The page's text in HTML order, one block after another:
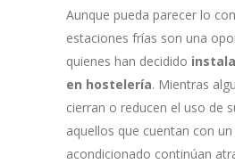
Aunque pueda parecer lo
estaciones frías son una
quienes han decidido
en hostelería. Mientras
cierran o reducen el uso de
aquellos que cuentan con
acondicionado continúan